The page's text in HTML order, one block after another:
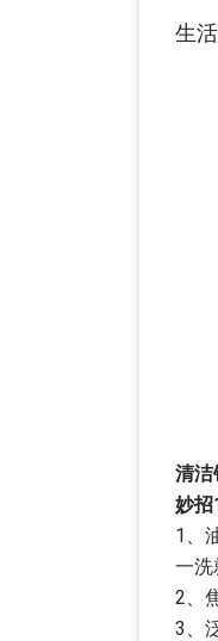
生
清洁
妙招
1、
一洗
2、
3、